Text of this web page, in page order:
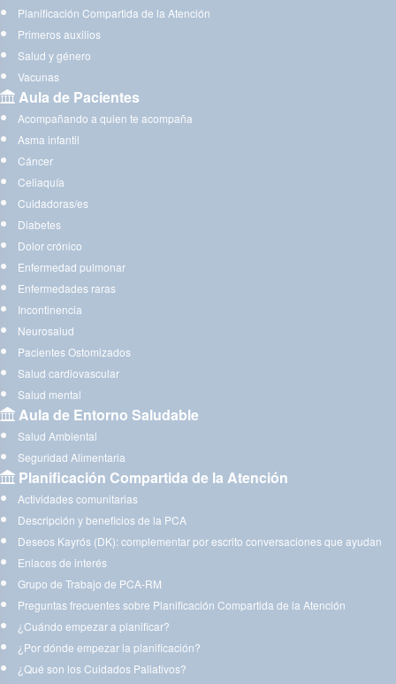
Planificación Compartida de la Atención
Primeros auxilios
Salud y género
Vacunas
Aula de Pacientes
Acompañando a quien te acompaña
Asma infantil
Cáncer
Celiaquía
Cuidadoras/es
Diabetes
Dolor crónico
Enfermedad pulmonar
Enfermedades raras
Incontinencia
Neurosalud
Pacientes Ostomizados
Salud cardiovascular
Salud mental
Aula de Entorno Saludable
Salud Ambiental
Seguridad Alimentaria
Planificación Compartida de la Atención
Actividades comunitarias
Descripción y beneficios de la PCA
Deseos Kayrós (DK): complementar por escrito conversaciones que ayudan
Enlaces de interés
Grupo de Trabajo de PCA-RM
Preguntas frecuentes sobre Planificación Compartida de la Atención
¿Cuándo empezar a planificar?
¿Por dónde empezar la planificación?
¿Qué son los Cuidados Paliativos?